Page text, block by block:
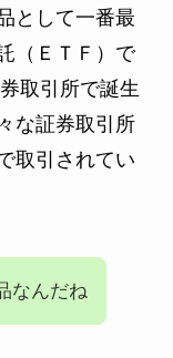
として一番最
（ＥＴＦ）で
取引所で誕生
な証券取引所
取引されてい
なんだね